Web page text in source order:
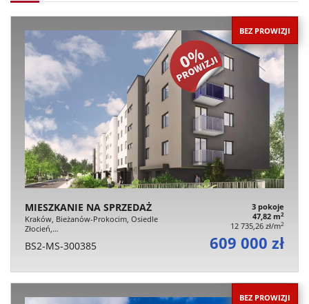
BEZ PROWIZJI
MIESZKANIE NA SPRZEDAŻ
Kraków, Bieżanów-Prokocim, Osiedle
Złocień,…
3 pokoje
47,82 m2
12 735,26 zł/m2
BS2-MS-300385 609 000 zł
BEZ PROWIZJI